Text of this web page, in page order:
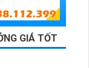
GIÁ TỐT